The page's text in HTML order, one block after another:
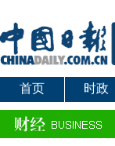
首页 时政